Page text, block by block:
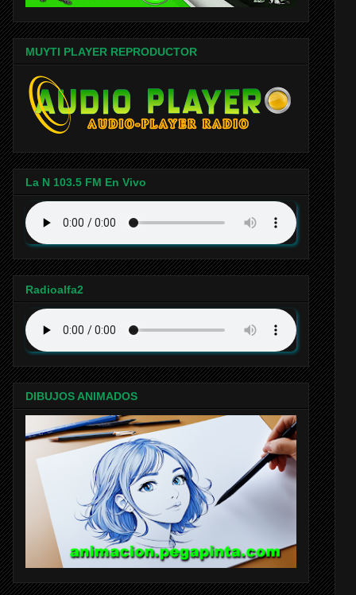
MUYTI PLAYER REPRODUCTOR
La N 103.5 FM En Vivo
Radioalfa2
DIBUJOS ANIMADOS